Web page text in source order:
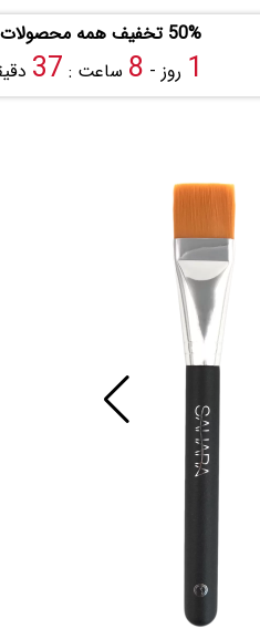
50% تخفیف همه محصولات ویژه تابستان
1 روز - 8 ساعت : 37